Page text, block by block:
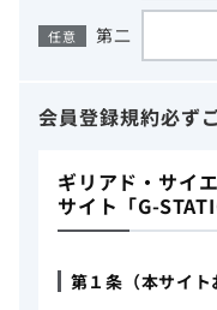
任意 第二
会員登録規約必ず
ギリアド・サイ
サイト「G-
第１条（本サイト